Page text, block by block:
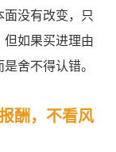
没有改变，只
如果买进理由
舍不得认错。
酬，不看风